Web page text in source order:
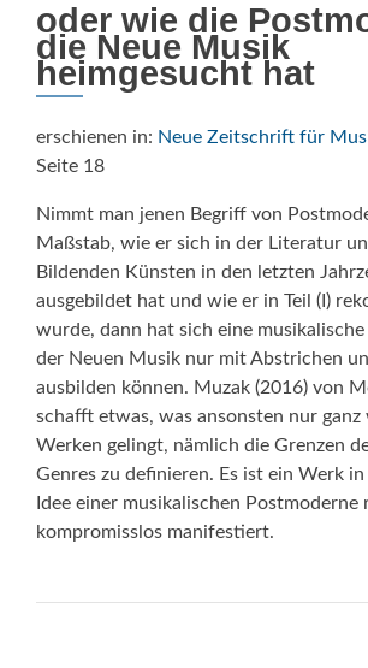
oder wie die
die Neue Musik
heimgesucht hat
erschienen in: Neue Zeitschrift für
Seite 18
Nimmt man jenen Begriff von
Maßstab, wie er sich in der Literatur
Bildenden Künsten in den letzten
ausgebildet hat und wie er in Teil (I)
wurde, dann hat sich eine
der Neuen Musik nur mit Abstrichen
ausbilden können. Muzak (2016) von
schafft etwas, was ansonsten nur ganz
Werken gelingt, nämlich die Grenzen
Genres zu definieren. Es ist ein Werk
Idee einer musikalischen Postmoderne
kompromisslos manifestiert.